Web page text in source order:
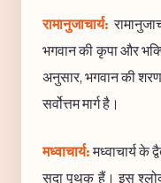
रामानुजाचार्य:
भगवान की कृपा और
अनुसार, भगवान की
सर्वोत्तम मार्ग है।
मध्वाचार्य:मध्वाचार्य के
सदा पृथक हैं। इस